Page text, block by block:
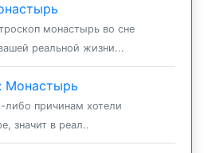
монастырь во сне
реальной жизни...
Монастырь
либо причинам хотели
значит в реал..